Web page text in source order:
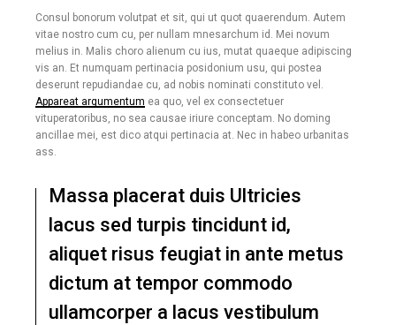
Consul bonorum volutpat et sit, qui ut quot quaerendum. Autem
vitae nostro cum cu, per nullam mnesarchum id. Mei novum
melius in. Malis choro alienum cu ius, mutat quaeque adipiscing
vis an. Et numquam pertinacia posidonium usu, qui postea
deserunt repudiandae cu, ad nobis nominati constituto vel.
Appareat argumentum ea quo, vel ex consectetuer
vituperatoribus, no sea causae iriure conceptam. No doming
ancillae mei, est dico atqui pertinacia at. Nec in habeo urbanitas
ass.
Massa placerat duis Ultricies
lacus sed turpis tincidunt id,
aliquet risus feugiat in ante metus
dictum at tempor commodo
ullamcorper a lacus vestibulum